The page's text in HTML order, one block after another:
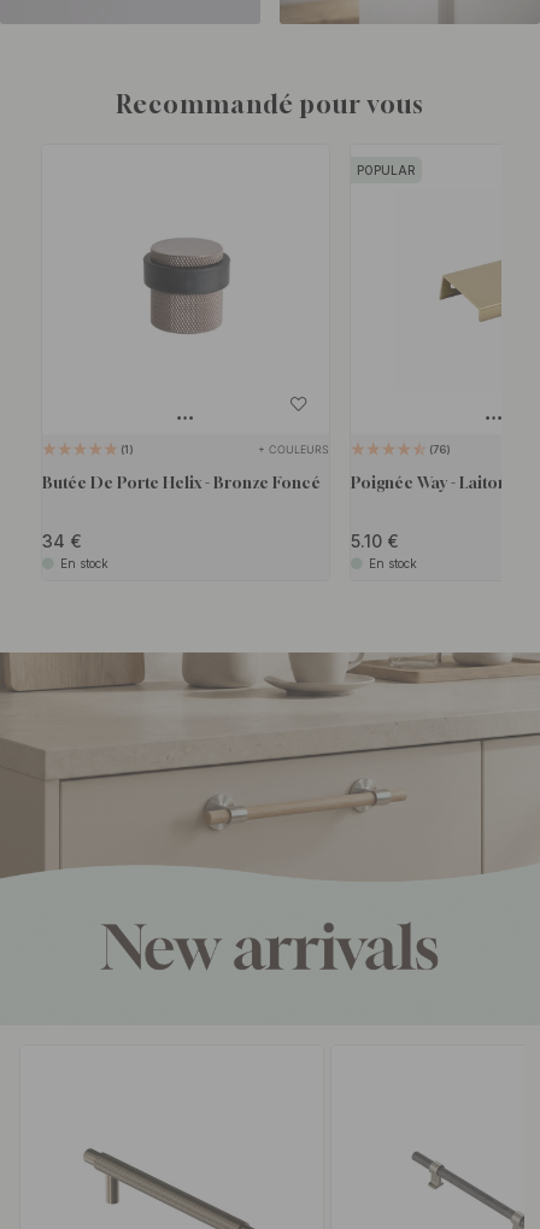
Recommandé pour vous
1 + COULEURS
Butée De Porte Helix - Bronze Foncé
34
En stock
POPULAR
76
Poignée Way - Laiton
5.10
En stock